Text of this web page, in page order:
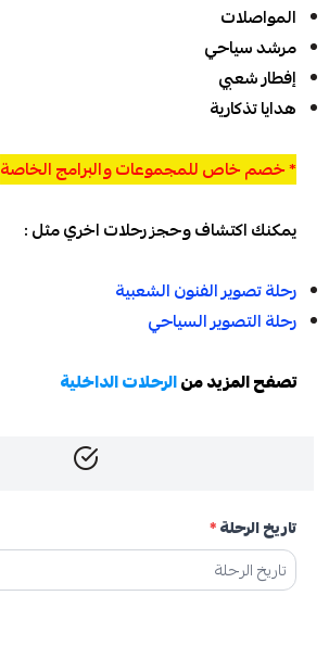
المواصلات
مرشد سياحي
إفطار شعبي
هدايا تذكارية
* خصم خاص للمجموعات والبرامج الخاصة
يمكنك اكتشاف وحجز رحلات اخري مثل :
رحلة تصوير الفنون الشعبية
رحلة التصوير السياحي
تصفح المزيد منالرحلات الداخلية
تاريخ الرحلة*